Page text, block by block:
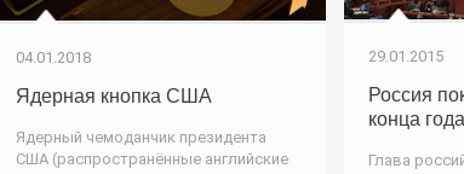
29.01.2015
Россия
конца года
Глава
04.01.2018
Ядерная кнопка США
Ядерный чемоданчик президента
США (распространённые английские